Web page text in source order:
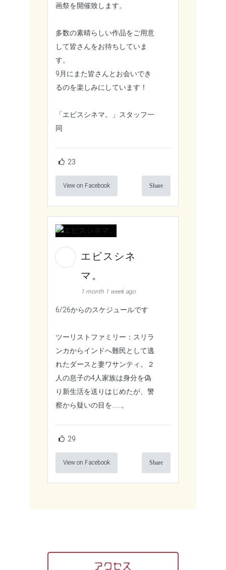
画祭を開催致します。
多数の素晴らしい作品をご用意
して皆さんをお待ちしていま
す。
9月にまた皆さんとお会いでき
るのを楽しみにしています！
「エビスシネマ。」スタッフ一
同
23
View on Facebook Share
エビスシネ
マ。
1 month 1 week ago
6/26からのスケジュールです
ツーリストファミリー：スリラ
ンカからインドへ難民として逃
れたダースと妻ワサンティ。２
人の息子の4人家族は身分を偽
り新生活を送りはじめたが、警
察から疑いの目を……。
29
View on Facebook Share